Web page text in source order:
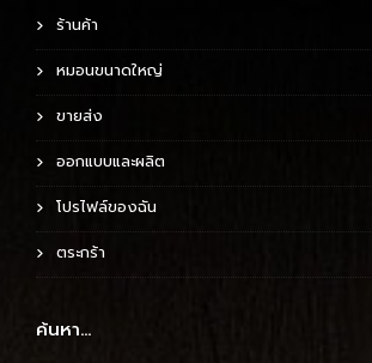
ร้านค้า
หมอนขนาดใหญ่
ขายส่ง
ออกแบบและผลิต
โปรไฟล์ของฉัน
ตระกร้า
ค้นหา…